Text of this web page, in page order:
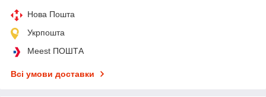
Нова Пошта
Укрпошта
Meest ПОШТА
Всі умови доставки